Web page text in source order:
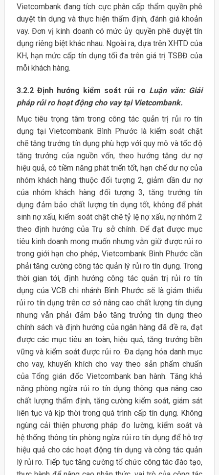
Vietcombank đang tích cực phân cấp thẩm quyền phê
duyệt tín dụng và thực hiện thẩm định, đánh giá khoản
vay. Đơn vị kinh doanh có mức ủy quyền phê duyệt tín
dụng riêng biệt khác nhau. Ngoài ra, dựa trên XHTD của
KH, hạn mức cấp tín dụng tối đa trên giá trị TSBĐ của
mỗi khách hàng.
3.2.2 Định hướng kiểm soát rủi ro Luận văn: Giải
pháp rủi ro hoạt động cho vay tại Vietcombank.
Mục tiêu trọng tâm trong công tác quản trị rủi ro tín
dụng tại Vietcombank Bình Phước là kiểm soát chặt
chẽ tăng trưởng tín dụng phù hợp với quy mô và tốc độ
tăng trưởng của nguồn vốn, theo hướng tăng dư nợ
hiệu quả, có tiềm năng phát triển tốt, hạn chế dư nợ của
nhóm khách hàng thuộc đối tượng 2, giảm dần dư nợ
của nhóm khách hàng đối tượng 3, tăng trưởng tín
dụng đảm bảo chất lượng tín dụng tốt, không để phát
sinh nợ xấu, kiểm soát chặt chẽ tỷ lệ nợ xấu, nợ nhóm 2
theo định hướng của Trụ sở chính. Để đạt được mục
tiêu kinh doanh mong muốn nhưng vẫn giữ được rủi ro
trong giới hạn cho phép, Vietcombank Bình Phước cần
phải tăng cường công tác quản lý rủi ro tín dụng. Trong
thời gian tới, định hướng công tác quản trị rủi ro tín
dụng của VCB chi nhánh Bình Phước sẽ là giảm thiểu
rủi ro tín dụng trên cơ sở nâng cao chất lượng tín dụng
nhưng vẫn phải đảm bảo tăng trưởng tín dụng theo
chính sách và định hướng của ngân hàng đã đề ra, đạt
được các mục tiêu an toàn, hiệu quả, tăng trưởng bền
vững và kiểm soát được rủi ro. Đa dạng hóa danh mục
cho vay, khuyến khích cho vay theo sản phẩm chuẩn
của Tổng gián đốc Vietcombank ban hành. Tăng khả
năng phòng ngừa rủi ro tín dụng thông qua nâng cao
chất lượng thẩm định, tăng cường kiểm soát, giám sát
liên tục và kịp thời trong quá trình cấp tín dụng. Không
ngùng cải thiện phương pháp đo lường, kiểm soát và
hệ thống thông tin phòng ngừa rủi ro tín dụng để hỗ trợ
hiệu quả cho các hoạt động tín dụng và công tác quản
lý rủi ro. Tiếp tục tăng cường tổ chức công tác đào tạo,